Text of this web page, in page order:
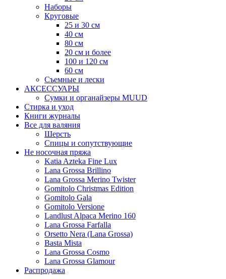
Наборы
Круговые
25 и 30 см
40 см
80 см
20 см и более
100 и 120 см
60 см
Съемные и лески
АКСЕССУАРЫ
Сумки и органайзеры MUUD
Стирка и уход
Книги журналы
Все для валяния
Шерсть
Спицы и сопутствующие
Не носочная пряжа
Katia Azteka Fine Lux
Lana Grossa Brillino
Lana Grossa Merino Twister
Gomitolo Christmas Edition
Gomitolo Gala
Gomitolo Versione
Landlust Alpaca Merino 160
Lana Grossa Farfalla
Orsetto Nera (Lana Grossa)
Basta Mista
Lana Grossa Cosmo
Lana Grossa Glamour
Распродажа